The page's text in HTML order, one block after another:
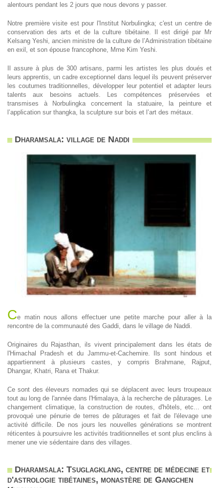
alentours pendant les 2 jours que nous devons y passer.
Notre première visite est pour l'Institut Norbulingka; c'est un centre de
conservation des arts et de la culture tibétaine. Il est dirigé par Mr
Kelsang Yeshi, ancien ministre de la culture de l’Administration tibétaine
en exil, et son épouse francophone, Mme Kim Yeshi.
Il assure à plus de 300 artisans, parmi les artistes les plus doués et
leurs apprentis, un cadre exceptionnel dans lequel ils peuvent préserver
les coutumes traditionnelles, développer leur potentiel et adapter leurs
talents aux besoins actuels. Les compétences préservées et
transmises à Norbulingka concernent la statuaire, la peinture et
l’application sur thangka, la sculpture sur bois et l’art des métaux.
Dharamsala: village de Naddi
Ce matin nous allons effectuer une petite marche pour aller à la
rencontre de la communauté des Gaddi, dans le village de Naddi.
Originaires du Rajasthan, ils vivent principalement dans les états de
l'Himachal Pradesh et du Jammu-et-Cachemire. Ils sont hindous et
appartiennent à plusieurs castes, y compris Brahmane, Rajput,
Dhangar, Khatri, Rana et Thakur.
Ce sont des éleveurs nomades qui se déplacent avec leurs troupeaux
tout au long de l'année dans l'Himalaya, à la recherche de pâturages. Le
changement climatique, la construction de routes, d'hôtels, etc... ont
provoqué une pénurie de terres de pâturages et fait de l'élevage une
activité difficile. De nos jours les nouvelles générations se montrent
réticentes à poursuivre les activités traditionnelles et sont plus enclins à
mener une vie sédentaire dans des villages.
Dharamsala: Tsuglagklang, centre de médecine et
d'astrologie tibétaines, monastère de Gangchen